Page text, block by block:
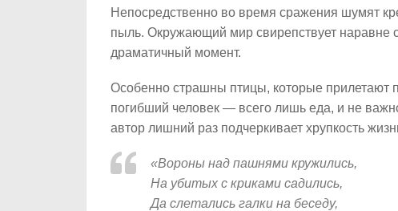
Непосредственно во время сражения шумят
пыль. Окружающий мир свирепствует наравне
драматичный момент.
Особенно страшны птицы, которые прилетают
погибший человек — всего лишь еда, и не
автор лишний раз подчеркивает хрупкость
«Вороны над пашнями кружились,
На убитых с криками садились,
Да слетались галки на беседу,